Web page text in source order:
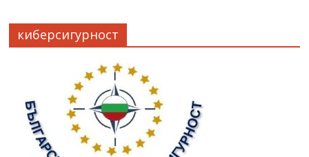
киберсигурност